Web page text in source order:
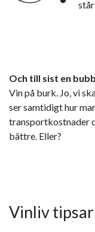
Och till sist en
Vin på burk. Jo, vi
ser samtidigt hur
transportkostnader
bättre. Eller?
Vinliv